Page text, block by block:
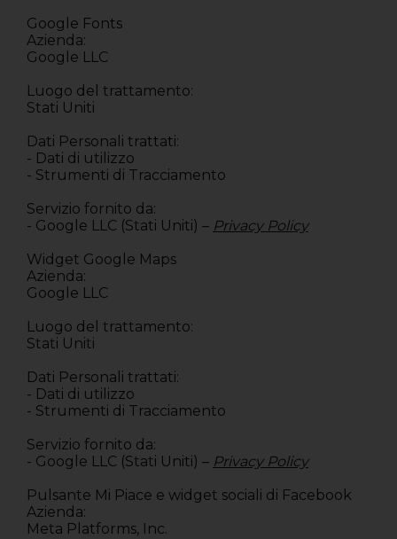
Google Fonts
Azienda:
Google LLC
Luogo del trattamento:
Stati Uniti
Dati Personali trattati:
- Dati di utilizzo
- Strumenti di Tracciamento
Servizio fornito da:
- Google LLC (Stati Uniti) – Privacy Policy
Widget Google Maps
Azienda:
Google LLC
Luogo del trattamento:
Stati Uniti
Dati Personali trattati:
- Dati di utilizzo
- Strumenti di Tracciamento
Servizio fornito da:
- Google LLC (Stati Uniti) – Privacy Policy
Pulsante Mi Piace e widget sociali di Facebook
Azienda:
Meta Platforms, Inc.